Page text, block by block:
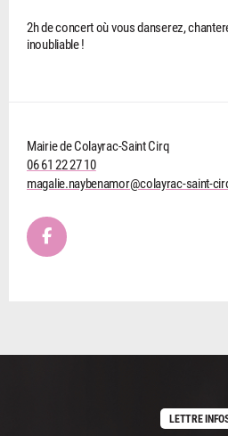
2h de concert où vous danserez,
inoubliable !
Mairie de Colayrac-Saint Cirq
06 61 22 27 10
magalie.naybenamor@colayrac-saint-
LETTRE